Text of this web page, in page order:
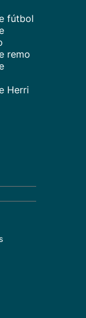
fútbol
remo
Herri